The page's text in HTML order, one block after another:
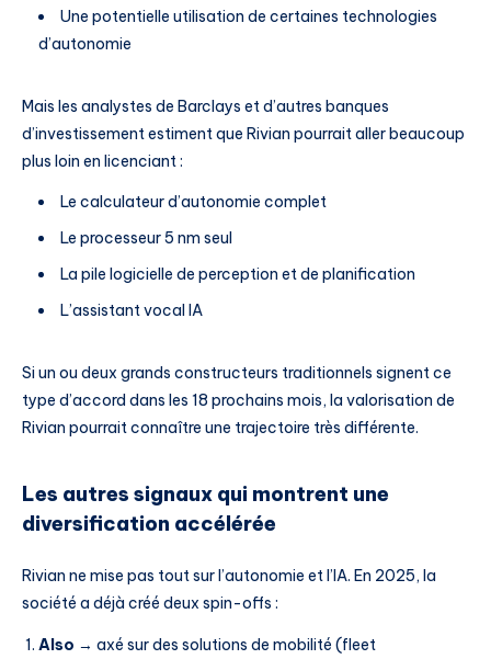
Une potentielle utilisation de certaines technologies
d’autonomie
Mais les analystes de Barclays et d’autres banques
d’investissement estiment que Rivian pourrait aller beaucoup
plus loin en licenciant :
Le calculateur d’autonomie complet
Le processeur 5 nm seul
La pile logicielle de perception et de planification
L’assistant vocal IA
Si un ou deux grands constructeurs traditionnels signent ce
type d’accord dans les 18 prochains mois, la valorisation de
Rivian pourrait connaître une trajectoire très différente.
Les autres signaux qui montrent une
diversification accélérée
Rivian ne mise pas tout sur l’autonomie et l’IA. En 2025, la
société a déjà créé deux spin-offs :
Also → axé sur des solutions de mobilité (fleet